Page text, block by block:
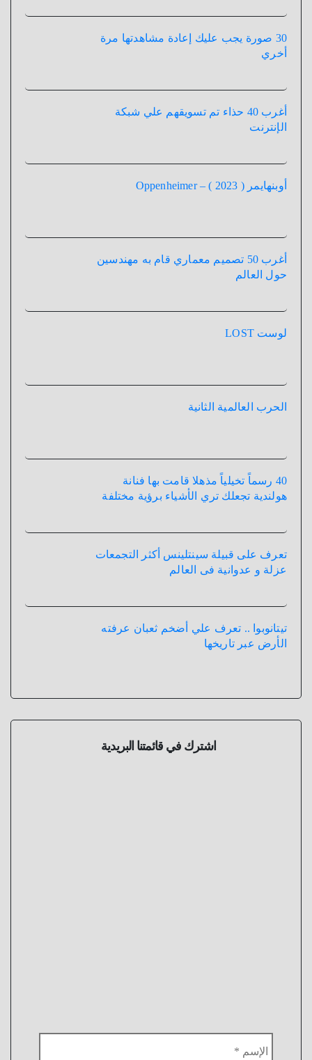
30 صورة يجب عليك إعادة مشاهدتها مرة
أخري
أغرب 40 حذاء تم تسويقهم علي شبكة
الإنترنت
أوبنهايمر ( 2023 ) – Oppenheimer
أغرب 50 تصميم معماري قام به مهندسين
حول العالم
لوست LOST
الحرب العالمية الثانية
40 رسماً تخيلياً مذهلا قامت بها فنانة
هولندية تجعلك تري الأشياء برؤية مختلفة
تعرف على قبيلة سينتلينس أكثر التجمعات
عزلة و عدوانية فى العالم
تيتانوبوا .. تعرف علي أضخم ثعبان عرفته
الأرض عبر تاريخها
اشترك في قائمتنا البريدية